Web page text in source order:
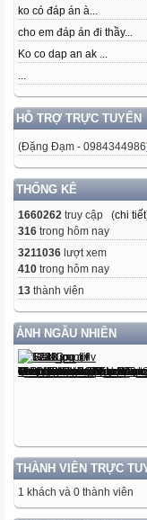
ko có đáp án à...
cho em đáp án đi thầy...
Ko co dap an ak ...
...
HỖ TRỢ TRỰC TUYẾN
(Đặng Đạm -
THỐNG KÊ
1660262 truy cập (chi tiết
316 trong hôm nay
3211036 lượt xem
410 trong hôm nay
13 thành viên
ẢNH NGẪU NHIÊN
THÀNH VIÊN TRỰC
1 khách và 0 thành viên